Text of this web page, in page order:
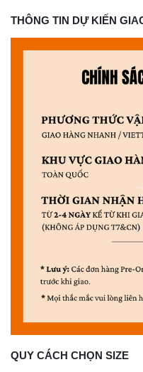
THÔNG TIN DỰ KIẾN
QUY CÁCH CHỌN SIZE